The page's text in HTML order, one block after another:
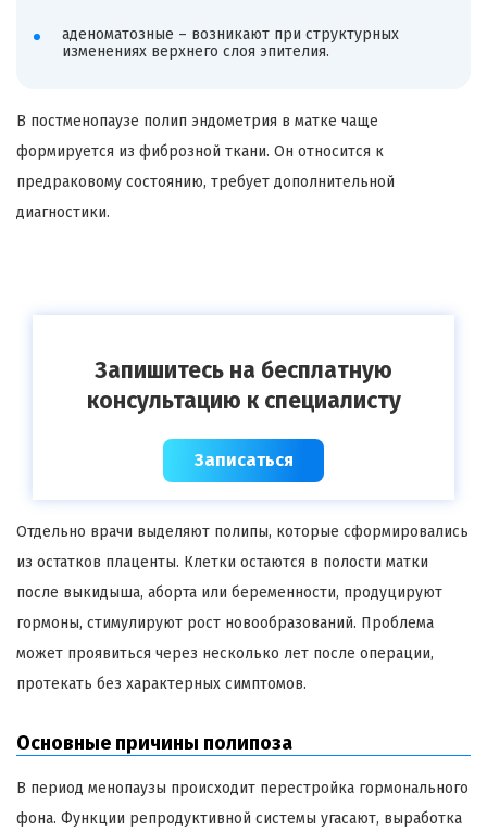
аденоматозные – возникают при структурных
изменениях верхнего слоя эпителия.
В постменопаузе полип эндометрия в матке чаще
формируется из фиброзной ткани. Он относится к
предраковому состоянию, требует дополнительной
диагностики.
Запишитесь на бесплатную
консультацию к специалисту
Записаться
Отдельно врачи выделяют полипы, которые сформировались
из остатков плаценты. Клетки остаются в полости матки
после выкидыша, аборта или беременности, продуцируют
гормоны, стимулируют рост новообразований. Проблема
может проявиться через несколько лет после операции,
протекать без характерных симптомов.
Основные причины полипоза
В период менопаузы происходит перестройка гормонального
фона. Функции репродуктивной системы угасают, выработка